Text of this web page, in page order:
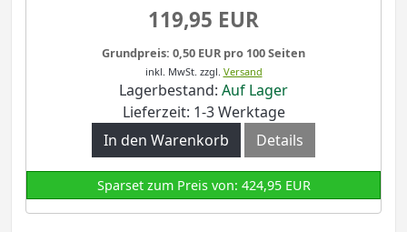
119,95 EUR
Grundpreis: 0,50 EUR pro 100 Seiten
inkl. MwSt. zzgl. Versand
Lagerbestand: Auf Lager
Lieferzeit: 1-3 Werktage
In den Warenkorb
Details
Sparset zum Preis von: 424,95 EUR